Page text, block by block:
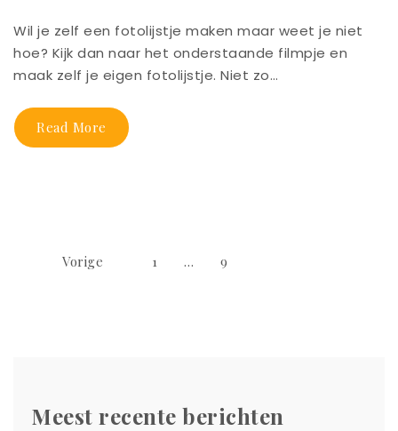
Wil je zelf een fotolijstje maken maar weet je niet
hoe? Kijk dan naar het onderstaande filmpje en
maak zelf je eigen fotolijstje. Niet zo…
Read More
Berichtnavigatie
Vorige 1 … 9
Meest recente berichten